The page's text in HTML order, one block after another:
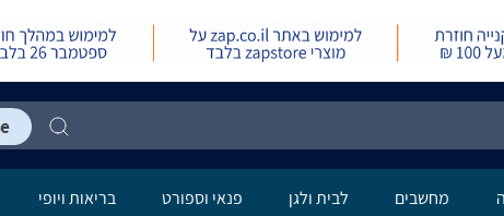
מחשבים לבית ולגן פנאי וספורט בריאות ויופי